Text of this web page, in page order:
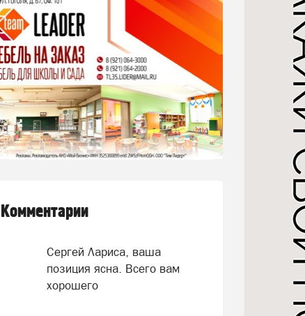
Комментарии
Сергей Лариса, ваша
позиция ясна. Всего вам
хорошего